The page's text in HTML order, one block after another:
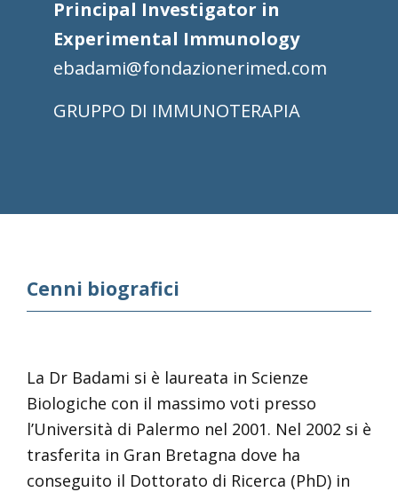
Principal Investigator in
Experimental Immunology
ebadami@fondazionerimed.com
IMMUNOTERAPIA
Cenni biografici
La Dr Badami si è laureata in Scienze
Biologiche con il massimo voti presso
l’Università di Palermo nel 2001. Nel 2002 si è
trasferita in Gran Bretagna dove ha
conseguito il Dottorato di Ricerca (PhD) in